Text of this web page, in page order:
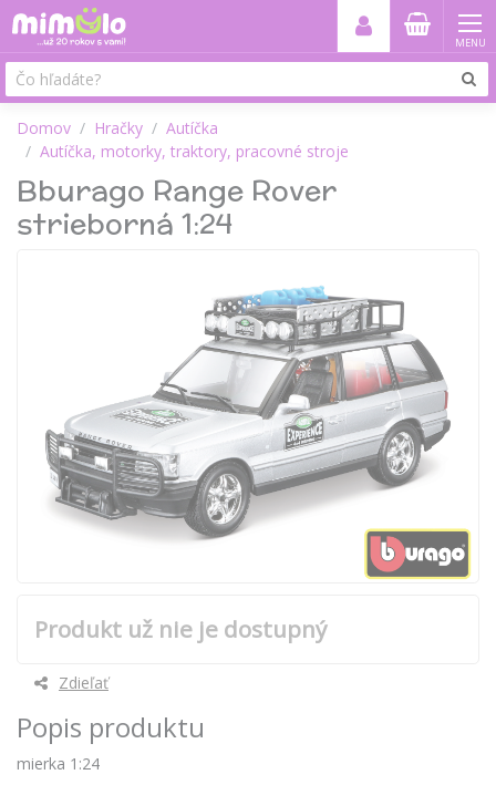
MENU
Domov Hračky
Autíčka
Autíčka, motorky, traktory, pracovné stroje
Bburago Range Rover
strieborná 1:24
Produkt už nie je dostupný
Zdieľať
Popis produktu
mierka 1:24